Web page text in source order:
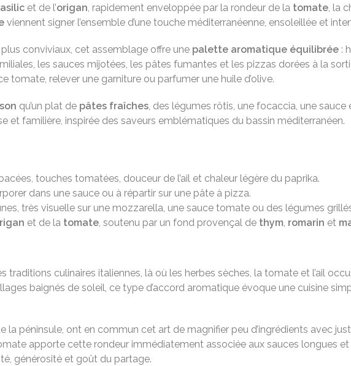
et de l’origan, rapidement enveloppée par la rondeur de la tomate, la
viennent signer l’ensemble d’une touche méditerranéenne, ensoleillée et
conviviaux, cet assemblage offre une palette aromatique équilibrée :
les sauces mijotées, les pâtes fumantes et les pizzas dorées à la
relever une garniture ou parfumer une huile d’olive.
qu’un plat de pâtes fraîches, des légumes rôtis, une focaccia, une
et familière, inspirée des saveurs emblématiques du bassin méditerranéen.
touches tomatées, douceur de l’ail et chaleur légère du paprika.
dans une sauce ou à répartir sur une pâte à pizza.
très visuelle sur une mozzarella, une sauce tomate ou des légumes
et de la tomate, soutenu par un fond provençal de thym, romarin et
traditions culinaires italiennes, là où les herbes sèches, la tomate et l’ail
baignés de soleil, ce type d’accord aromatique évoque une cuisine
la péninsule, ont en commun cet art de magnifier peu d’ingrédients avec
apporte cette rondeur immédiatement associée aux sauces longues
générosité et goût du partage.